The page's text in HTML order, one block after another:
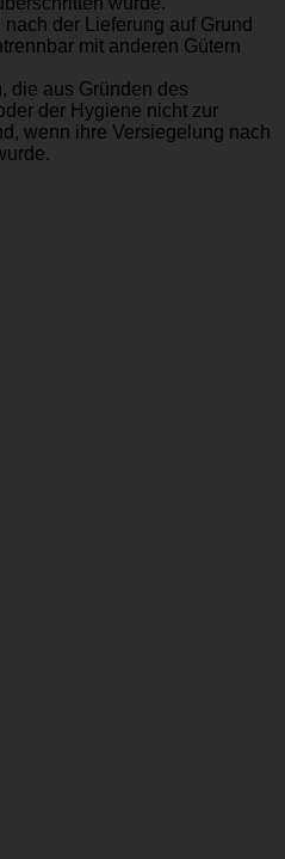
der Lieferung auf Grund
mit anderen Gütern
die aus Gründen des
der Hygiene nicht zur
wenn ihre Versiegelung nach